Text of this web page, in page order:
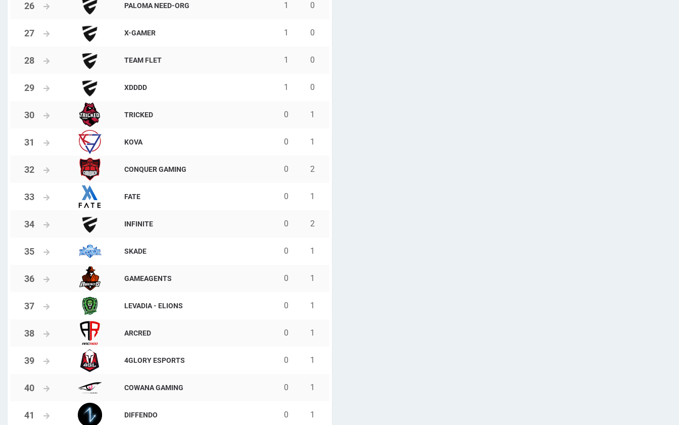
PALOMA NEED-ORG 1 0
X-GAMER 1 0
TEAM FLET 1 0
XDDDD 1 0
TRICKED 0 1
KOVA 0 1
CONQUER GAMING 0 2
FATE 0 1
INFINITE 0 2
SKADE 0 1
GAMEAGENTS 0 1
LEVADIA - ELIONS 0 1
ARCRED 0 1
4GLORY ESPORTS 0 1
COWANA GAMING 0 1
DIFFENDO 0 1